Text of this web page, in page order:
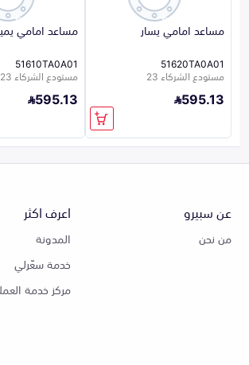
مساعد امامي يسار
51620TA0A01
مستودع الشركاء 23
595.13
مساعد امامي
51610TA0A01
مستودع الشركاء 23
595.13
عن سبيرو
من نحن
اعرف اكثر
المدونة
خدمة سعّرلي
مركز خدمة